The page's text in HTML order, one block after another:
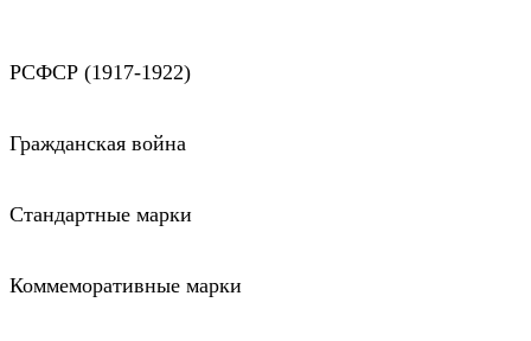
РСФСР (1917-1922)
Гражданская война
Стандартные марки
Коммеморативные марки